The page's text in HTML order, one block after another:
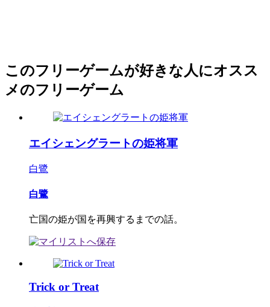
このフリーゲームが好きな人にオスス
メのフリーゲーム
エイシェングラートの姫将軍
白鷺
白鷺
亡国の姫が国を再興するまでの話。
Trick or Treat